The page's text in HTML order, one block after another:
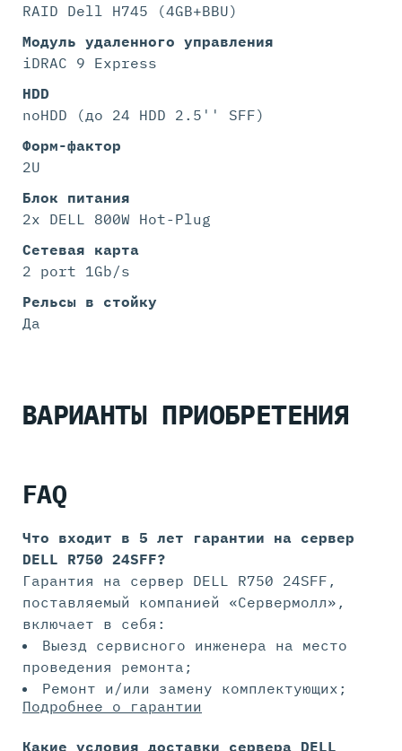
RAID Dell H745 (4GB+BBU)
Модуль удаленного управления
iDRAC 9 Express
HDD
noHDD (до 24 HDD 2.5'' SFF)
Форм-фактор
2U
Блок питания
2x DELL 800W Hot-Plug
Сетевая карта
2 port 1Gb/s
Рельсы в стойку
Да
ВАРИАНТЫ ПРИОБРЕТЕНИЯ
FAQ
Что входит в 5 лет гарантии на сервер
DELL R750 24SFF?
Гарантия на сервер DELL R750 24SFF,
поставляемый компанией «Сервермолл»,
включает в себя:
Выезд сервисного инженера на место
проведения ремонта;
Ремонт и/или замену комплектующих;
Подробнее о гарантии
Какие условия доставки сервера DELL